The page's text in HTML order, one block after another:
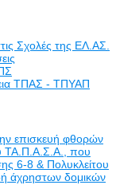
Σχολές της ΕΛ.ΑΣ.
ΤΠΑΣ - ΤΠΥΑΠ
επισκευή φθορών
ΤΑ.Π.Α.Σ.Α., που
6-8 & Πολυκλείτου
άχρηστων δομικών